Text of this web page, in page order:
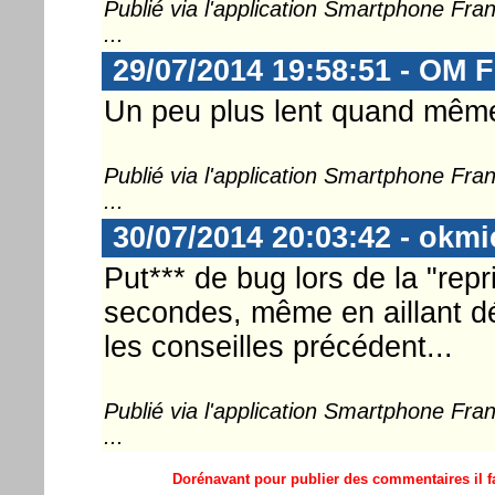
Publié via l'application Smartphone
...
29/07/2014 19:58:51 - OM
Un peu plus lent quand
Publié via l'application Smartphone
...
30/07/2014 20:03:42 -
Put*** de bug lors de la
secondes, même en aillant
les conseilles précédent...
Publié via l'application Smartphone
...
Dorénavant pour publier des commentaires il